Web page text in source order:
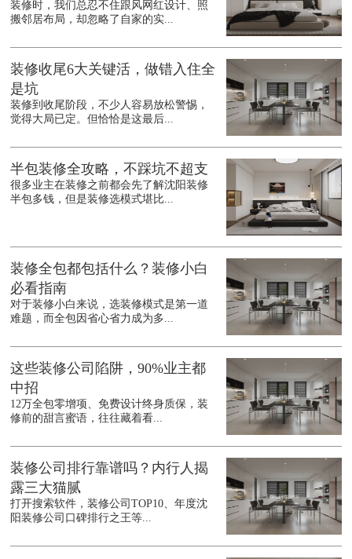
装修时，我们总忍不住跟风网红设计、照
搬邻居布局，却忽略了自家的实...
装修收尾6大关键活，做错入住全
是坑
装修到收尾阶段，不少人容易放松警惕，
觉得大局已定。但恰恰是这最后...
半包装修全攻略，不踩坑不超支
很多业主在装修之前都会先了解沈阳装修
半包多钱，但是装修选模式堪比...
装修全包都包括什么？装修小白
必看指南
对于装修小白来说，选装修模式是第一道
难题，而全包因省心省力成为多...
这些装修公司陷阱，90%业主都
中招
12万全包零增项、免费设计终身质保，装
修前的甜言蜜语，往往藏着看...
装修公司排行靠谱吗？内行人揭
露三大猫腻
打开搜索软件，装修公司TOP10、年度沈
阳装修公司口碑排行之王等...